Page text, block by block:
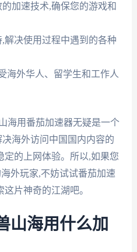
加速技术,确保您的游戏和
解决使用过程中遇到的各种
海外华人、留学生和工作人
海用番茄加速器无疑是一个
海外访问中国国内内容的
定的上网体验。所以,如果您
外玩家,不妨试试番茄加速
片神奇的江湖吧。
山海用什么加